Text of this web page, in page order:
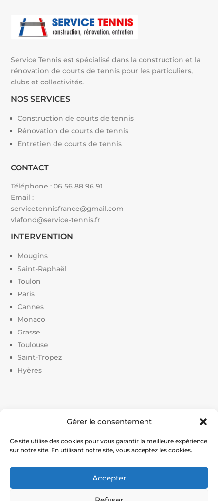
Gérer le consentement
Ce site utilise des cookies pour vous garantir la meilleure expérience
sur notre site. En utilisant notre site, vous acceptez les cookies.
Accepter
Service Tennis est spécialisé dans la construction et la
rénovation de courts de tennis pour les particuliers,
clubs et collectivités.
NOS SERVICES
Construction de courts de tennis
Rénovation de courts de tennis
Entretien de courts de tennis
CONTACT
Téléphone :06 56 88 96 91
Email :
servicetennisfrance@gmail.com
vlafond@service-tennis.fr
INTERVENTION
Mougins
Saint-Raphaël
Toulon
Paris
Cannes
Monaco
Grasse
Toulouse
Saint-Tropez
Hyères
Liens utiles :
tennis|Prix construction terrain de tennis|Devis
construction terrain de pickleball|Prix construction
© Service Tennis – Expert en construction et rénovation